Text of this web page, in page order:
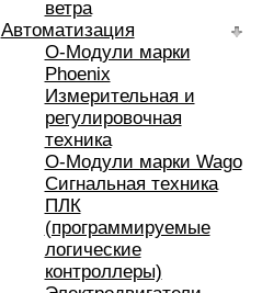
ветра
Автоматизация
O-Модули марки
Phoenix
Измерительная и
регулировочная
техника
O-Модули марки Wago
Сигнальная техника
ПЛК
(программируемые
логические
контроллеры)